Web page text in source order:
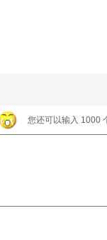
您还可以输入 1000